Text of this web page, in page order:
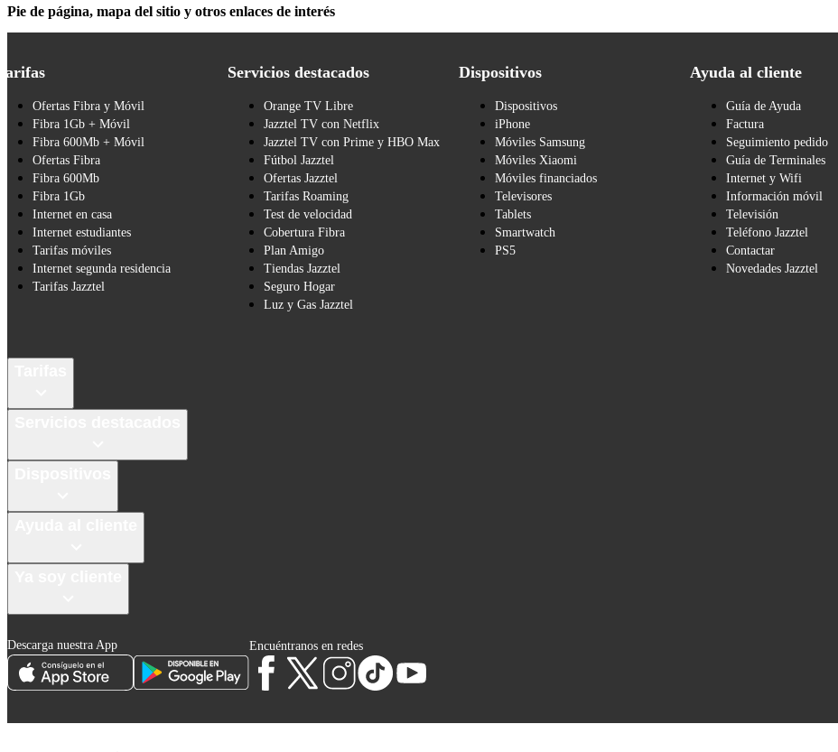
Pie de página, mapa del sitio y otros enlaces de interés
Ofertas Fibra y Móvil
Fibra 1Gb + Móvil
Fibra 600Mb + Móvil
Ofertas Fibra
Fibra 600Mb
Fibra 1Gb
Internet en casa
Internet estudiantes
Tarifas móviles
Internet segunda residencia
Tarifas Jazztel
Servicios destacados
Orange TV Libre
Jazztel TV con Netflix
Jazztel TV con Prime y HBO Max
Fútbol Jazztel
Ofertas Jazztel
Tarifas Roaming
Test de velocidad
Cobertura Fibra
Plan Amigo
Tiendas Jazztel
Seguro Hogar
Luz y Gas Jazztel
Dispositivos
Dispositivos
iPhone
Móviles Samsung
Móviles Xiaomi
Móviles financiados
Televisores
Tablets
Smartwatch
PS5
Ayuda al cliente
Guía de Ayuda
Factura
Seguimiento pedido
Guía de Terminales
Internet y Wifi
Información móvil
Televisión
Teléfono Jazztel
Contactar
Novedades Jazztel
Descarga nuestra App Encuéntranos en redes